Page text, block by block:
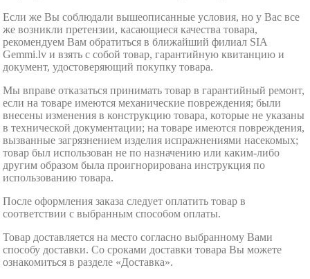
Если же Вы соблюдали вышеописанные условия, но у Вас все
же возникли претензии, касающиеся качества товара,
рекомендуем Вам обратиться в ближайший филиал SIA
Gemmi.lv и взять с собой товар, гарантийную квитанцию и
документ, удостоверяющий покупку товара.
Мы вправе отказаться принимать товар в гарантийный ремонт,
если на товаре имеются механические повреждения; были
внесены изменения в конструкцию товара, которые не указаны
в технической документации; на товаре имеются повреждения,
вызванные загрязнением изделия испражнениями насекомых;
товар был использован не по назначению или каким-либо
другим образом была проигнорирована инструкция по
использованию товара.
После оформления заказа следует оплатить товар в
соответствии с выбранным способом оплаты.
Товар доставляется на место согласно выбранному Вами
способу доставки. Со сроками доставки товара Вы можете
ознакомиться в разделе «Доставка».